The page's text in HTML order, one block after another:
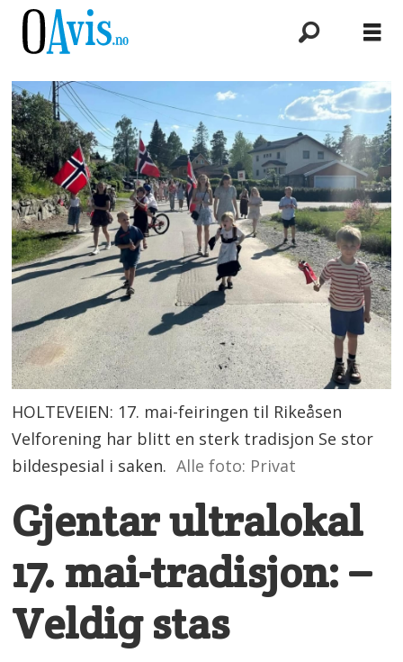
HOLTEVEIEN: 17. mai-feiringen til Rikeåsen
Velforening har blitt en sterk tradisjon Se stor
bildespesial i saken. Alle foto: Privat
Gjentar ultralokal
17. mai-tradisjon: –
Veldig stas